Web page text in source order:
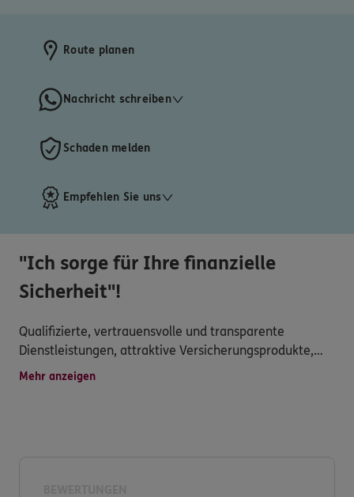
Route planen
Nachricht schreiben
Schaden melden
Empfehlen Sie uns
"Ich sorge für Ihre finanzielle
Sicherheit"!
Qualifizierte, vertrauensvolle und transparente
Dienstleistungen, attraktive Versicherungsprodukte,
persönliche Betreuung, schnelle Schadensregulierung
Mehr anzeigen